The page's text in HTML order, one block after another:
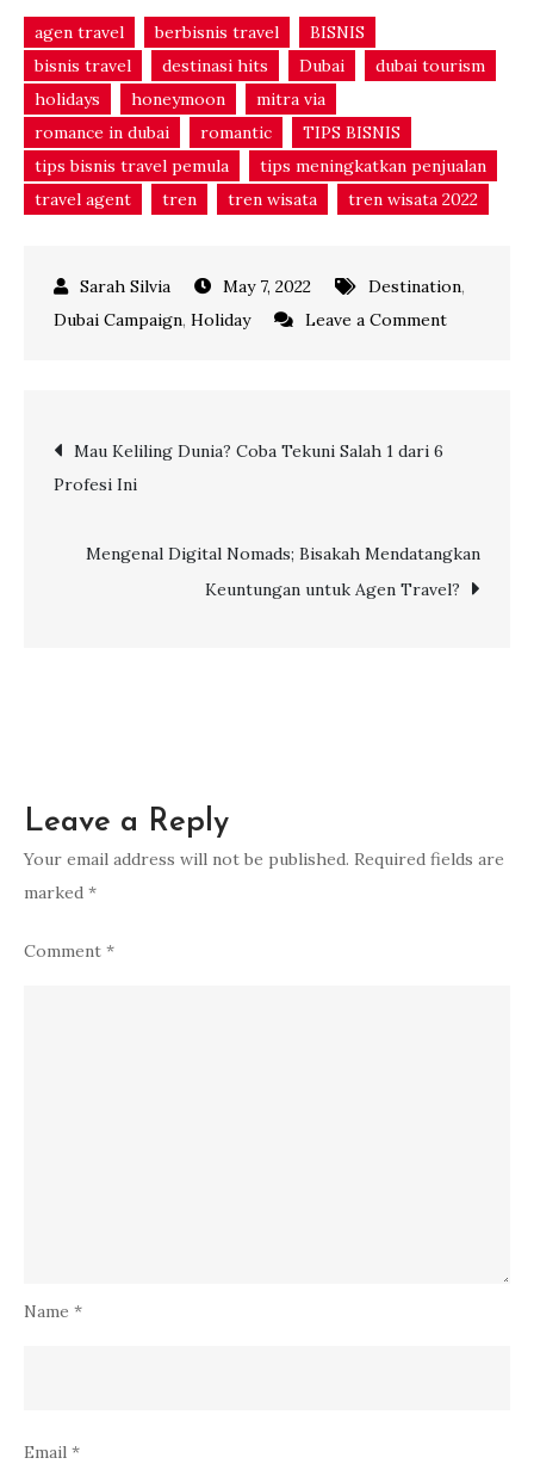
agen travel berbisnis travel
BISNIS
bisnis travel
destinasi hits Dubai
dubai tourism
holidays
honeymoon
mitra via
romance in dubai
romantic
TIPS BISNIS
tips bisnis travel pemula
tips meningkatkan penjualan
travel agent
tren tren wisata tren wisata 2022
May 7, 2022 Destination,
Dubai Campaign, Holiday Leave a Commenton
Frame
Post
navigation
Mau Keliling Dunia? Coba Tekuni Salah 1 dari 6
Profesi Ini
Mengenal Digital Nomads; Bisakah Mendatangkan
Keuntungan untuk Agen Travel?
Leave a Reply
Your email address will not be published. Required fields are
marked *
Comment *
Name *
Email *